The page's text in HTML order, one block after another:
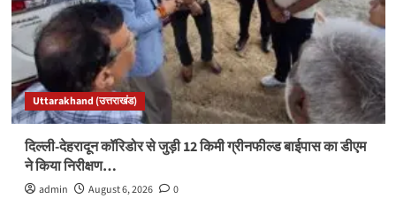
Uttarakhand (उत्तराखंड)
दिल्ली-देहरादून कॉरिडोर से जुड़ी 12 किमी ग्रीनफील्ड बाईपास का डीएम
ने किया निरीक्षण…
admin August 6, 2026 0